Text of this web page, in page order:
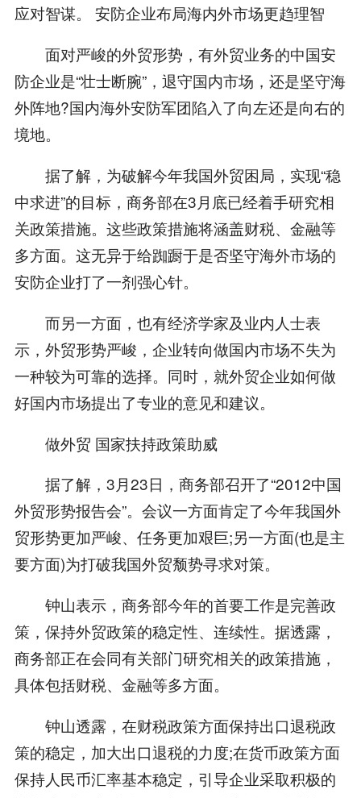
应对智谋。 安防企业布局海内外市场更趋理智
面对严峻的外贸形势，有外贸业务的中国安
防企业是“壮士断腕”，退守国内市场，还是坚守海
外阵地?国内海外安防军团陷入了向左还是向右的
境地。
据了解，为破解今年我国外贸困局，实现“稳
中求进”的目标，商务部在3月底已经着手研究相
关政策措施。这些政策措施将涵盖财税、金融等
多方面。这无异于给踟蹰于是否坚守海外市场的
安防企业打了一剂强心针。
而另一方面，也有经济学家及业内人士表
示，外贸形势严峻，企业转向做国内市场不失为
一种较为可靠的选择。同时，就外贸企业如何做
好国内市场提出了专业的意见和建议。
做外贸 国家扶持政策助威
据了解，3月23日，商务部召开了“2012中国
外贸形势报告会”。会议一方面肯定了今年我国外
贸形势更加严峻、任务更加艰巨;另一方面(也是主
要方面)为打破我国外贸颓势寻求对策。
钟山表示，商务部今年的首要工作是完善政
策，保持外贸政策的稳定性、连续性。据透露，
商务部正在会同有关部门研究相关的政策措施，
具体包括财税、金融等多方面。
钟山透露，在财税政策方面保持出口退税政
策的稳定，加大出口退税的力度;在货币政策方面
保持人民币汇率基本稳定，引导企业采取积极的